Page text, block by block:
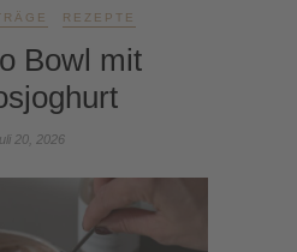
REZEPTE
Bowl mit
20, 2026